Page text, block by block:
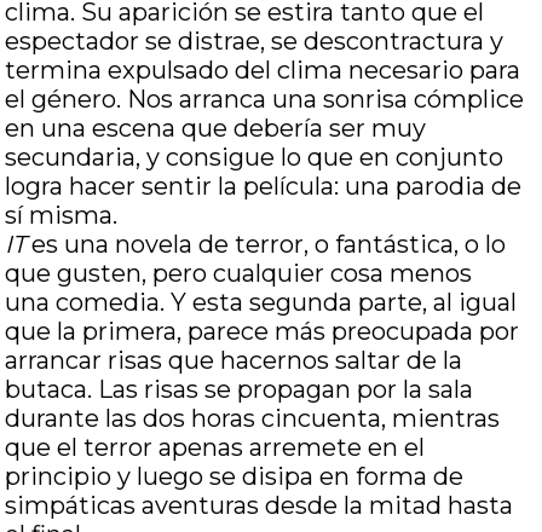
clima. Su aparición se estira tanto que el
espectador se distrae, se descontractura y
termina expulsado del clima necesario para
el género. Nos arranca una sonrisa cómplice
en una escena que debería ser muy
secundaria, y consigue lo que en conjunto
logra hacer sentir la película: una parodia de
sí misma.
ITes una novela de terror, o fantástica, o lo
que gusten, pero cualquier cosa menos
una comedia. Y esta segunda parte, al igual
que la primera, parece más preocupada por
arrancar risas que hacernos saltar de la
butaca. Las risas se propagan por la sala
durante las dos horas cincuenta, mientras
que el terror apenas arremete en el
principio y luego se disipa en forma de
simpáticas aventuras desde la mitad hasta